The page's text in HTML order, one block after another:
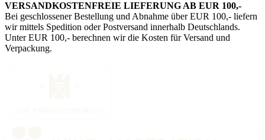
VERSANDKOSTENFREIE LIEFERUNG AB EUR 100,-
Bei geschlossener Bestellung und Abnahme über EUR 100,- liefern
wir mittels Spedition oder Postversand innerhalb Deutschlands.
Unter EUR 100,- berechnen wir die Kosten für Versand und
Verpackung.